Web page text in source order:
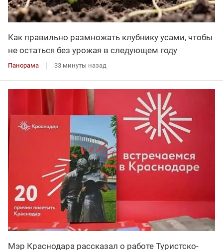
Как правильно размножать клубнику усами, чтобы
не остаться без урожая в следующем году
Панорама 33 минуты назад
Мэр Краснодара рассказал о работе Туристско-